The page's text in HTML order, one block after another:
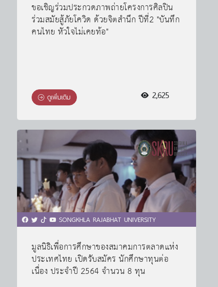
ขอเชิญร่วมประกวดภาพถ่ายโครงการศิลปิน
ร่วมสมัยสู้ภัยโควิด ด้วยจิตสำนึก ปีที่2 "บันทึก
คนไทย หัวใจไม่เคยท้อ"
ดูเพิ่มเติม 2,625
SONGKHLA RAJABHAT UNIVERSITY
มูลนิธิเพื่อการศึกษาของสมาคมการตลาดแห่ง
ประเทศไทย เปิดรับสมัคร นักศึกษาทุนต่อ
เนื่อง ประจำปี 2564 จำนวน 8 ทุน